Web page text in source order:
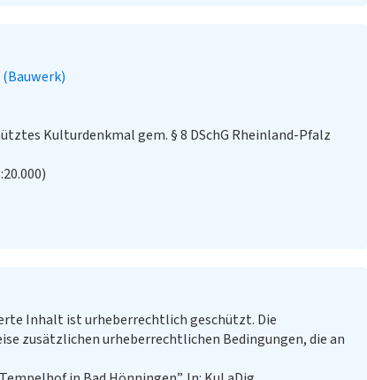
Kulturdenkmal gem. § 8 DSchG Rheinland-Pfalz
Inhalt ist urheberrechtlich geschützt. Die
zusätzlichen urheberrechtlichen Bedingungen, die an